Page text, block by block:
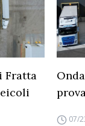
Fratta
07/